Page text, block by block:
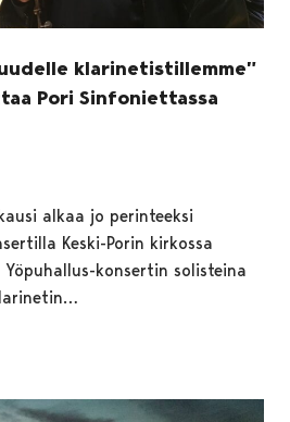
klarinetistillemme”
Pori Sinfoniettassa
alkaa jo perinteeksi
Keski-Porin kirkossa
konsertin solisteina